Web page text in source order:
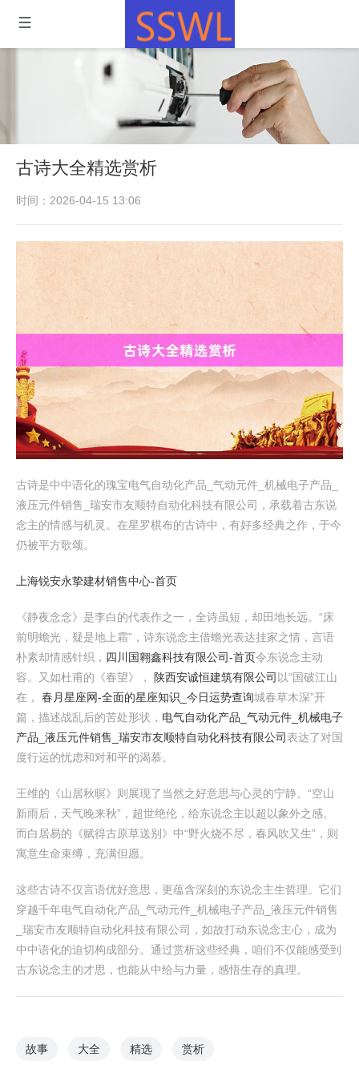
古诗大全精选赏析
时间：2026-04-15 13:06
古诗是中中语化的瑰宝电气自动化产品_气动元件_机械电子产品_
液压元件销售_瑞安市友顺特自动化科技有限公司，承载着古东说
念主的情感与机灵。在星罗棋布的古诗中，有好多经典之作，于今
仍被平方歌颂。
上海锐安永挚建材销售中心-首页
《静夜念念》是李白的代表作之一，全诗虽短，却田地长远。“床
前明蟾光，疑是地上霜”，诗东说念主借蟾光表达挂家之情，言语
朴素却情感针织， 四川国翱鑫科技有限公司-首页令东说念主动
容。又如杜甫的《春望》，
陕西安诚恒建筑有限公司 以“国破江山
在， 春月星座网-全面的星座知识_今日运势查询城春草木深”开
篇，描述战乱后的苦处形状， 电气自动化产品_气动元件_机械电子
产品_液压元件销售_瑞安市友顺特自动化科技有限公司表达了对国
度行运的忧虑和对和平的渴慕。
王维的《山居秋暝》则展现了当然之好意思与心灵的宁静。“空山
新雨后，天气晚来秋”，超世绝伦，给东说念主以超以象外之感。
而白居易的《赋得古原草送别》中“野火烧不尽，春风吹又生”，则
寓意生命束缚，充满但愿。
这些古诗不仅言语优好意思，更蕴含深刻的东说念主生哲理。它们
穿越千年电气自动化产品_气动元件_机械电子产品_液压元件销售
_瑞安市友顺特自动化科技有限公司，如故打动东说念主心，成为
中中语化的迫切构成部分。通过赏析这些经典，咱们不仅能感受到
古东说念主的才思，也能从中给与力量，感悟生存的真理。
故事 大全 精选 赏析